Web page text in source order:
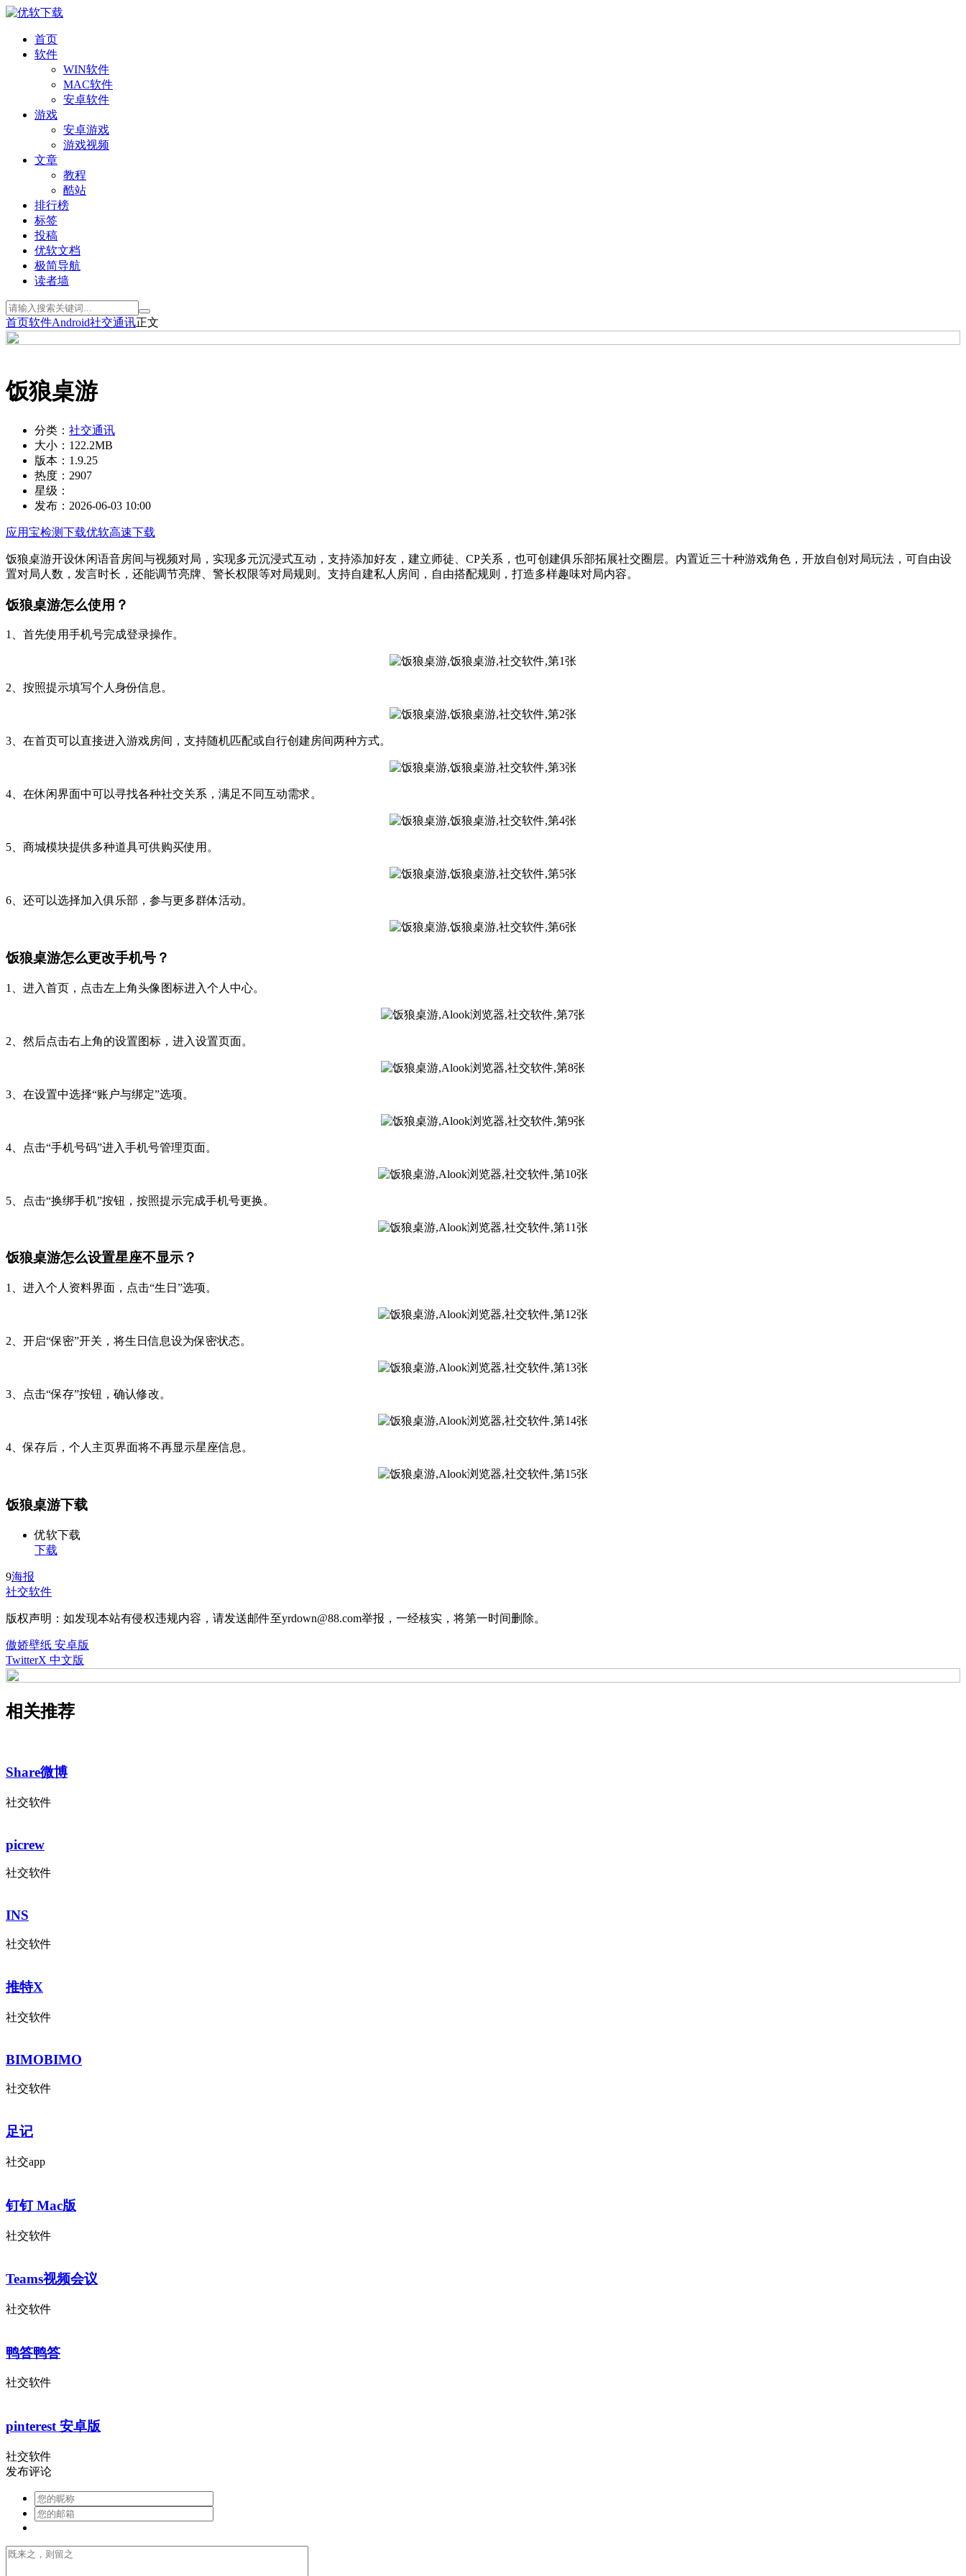
首页
软件
WIN软件
MAC软件
安卓软件
游戏
安卓游戏
游戏视频
文章
教程
酷站
排行榜
标签
投稿
优软文档
极简导航
读者墙
首页软件Android社交通讯正文
饭狼桌游
分类： 社交通讯
大小： 122.2MB
版本： 1.9.25
热度： 2907
星级：
发布： 2026-06-03 10:00
应用宝检测下载优软高速下载
饭狼桌游开设休闲语音房间与视频对局，实现多元沉浸式互动，支持添加好友，建立师徒、CP关系，也可创建俱乐部拓展社交圈层。内置近三十种游戏角色，开放自创对局玩法，可自由设
置对局人数，发言时长，还能调节亮牌、警长权限等对局规则。支持自建私人房间，自由搭配规则，打造多样趣味对局内容。
饭狼桌游怎么使用？
1、首先使用手机号完成登录操作。
2、按照提示填写个人身份信息。
3、在首页可以直接进入游戏房间，支持随机匹配或自行创建房间两种方式。
4、在休闲界面中可以寻找各种社交关系，满足不同互动需求。
5、商城模块提供多种道具可供购买使用。
6、还可以选择加入俱乐部，参与更多群体活动。
饭狼桌游怎么更改手机号？
1、进入首页，点击左上角头像图标进入个人中心。
2、然后点击右上角的设置图标，进入设置页面。
3、在设置中选择“账户与绑定”选项。
4、点击“手机号码”进入手机号管理页面。
5、点击“换绑手机”按钮，按照提示完成手机号更换。
饭狼桌游怎么设置星座不显示？
1、进入个人资料界面，点击“生日”选项。
2、开启“保密”开关，将生日信息设为保密状态。
3、点击“保存”按钮，确认修改。
4、保存后，个人主页界面将不再显示星座信息。
饭狼桌游下载
优软下载
下载
9海报
社交软件
版权声明：如发现本站有侵权违规内容，请发送邮件至yrdown@88.com举报，一经核实，将第一时间删除。
傲娇壁纸 安卓版
TwitterX 中文版
相关推荐
Share微博
社交软件
picrew
社交软件
INS
社交软件
推特X
社交软件
BIMOBIMO
社交软件
足记
社交app
钉钉 Mac版
社交软件
Teams视频会议
社交软件
鸭答鸭答
社交软件
pinterest 安卓版
社交软件
发布评论